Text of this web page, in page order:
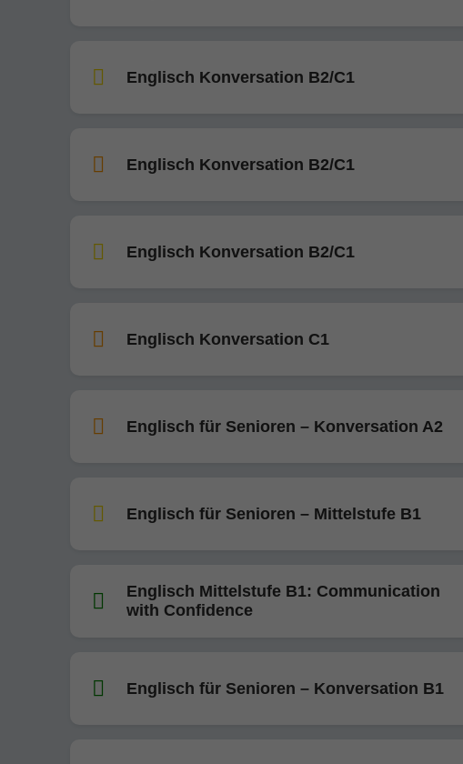
Englisch Konversation B2/C1
Englisch Konversation B2/C1
Englisch Konversation B2/C1
Englisch Konversation C1
Englisch für Senioren – Konversation A2
Englisch für Senioren – Mittelstufe B1
Englisch Mittelstufe B1: Communication
with Confidence
Englisch für Senioren – Konversation B1